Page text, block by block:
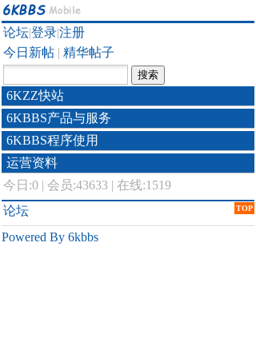
论坛|登录|注册
今日新帖 | 精华帖子
6KZZ快站
6KBBS产品与服务
6KBBS程序使用
运营资料
今日:0 | 会员:43633 | 在线:1519
TOP
论坛
Powered By 6kbbs